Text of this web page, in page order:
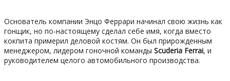
Основатель компании Энцо Феррари начинал свою жизнь как
гонщик, но по-настоящему сделал себе имя, когда вместо
кокпита примерил деловой костям. Он был прирожденным
менеджером, лидером гоночной команды Scuderia Ferrai, и
руководителем целого автомобильного производства.